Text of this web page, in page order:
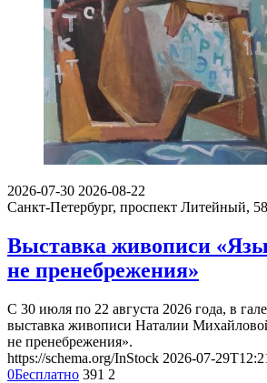
2026-07-30 2026-08-22
Санкт-Петербург, проспект Литейный, 58
Выставка живописи
не пренебрежения»
С 30 июля по 22 августа 2026 года, в
выставка живописи Наталии
не пренебрежения».
https://schema.org/InStock 2026-07-
0Бесплатно 391 2